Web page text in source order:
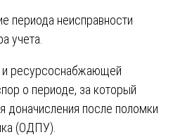
периода неисправности
учета.
ресурсоснабжающей
о периоде, за который
доначисления после поломки
(ОДПУ).